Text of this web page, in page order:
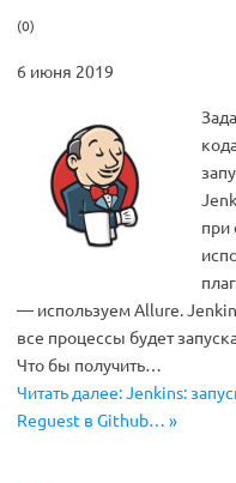
(0)
6 июня 2019
при
— используем Allure.
все процессы будет
Что бы получить…
Читать далее: Jenkins:
Reguest в Github… »